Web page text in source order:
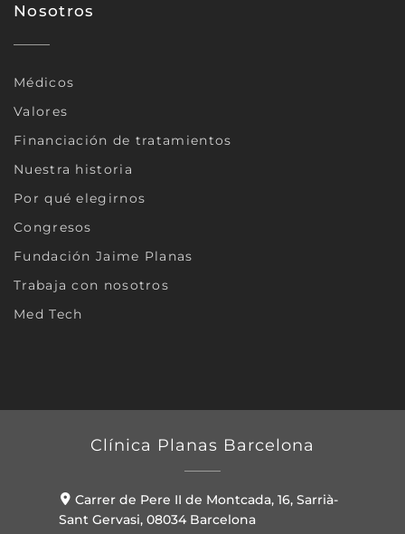
Nosotros
Médicos
Valores
Financiación de tratamientos
Nuestra historia
Por qué elegirnos
Congresos
Fundación Jaime Planas
Trabaja con nosotros
Med Tech
Clínica Planas Barcelona
Carrer de Pere II de Montcada, 16, Sarrià-
Sant Gervasi, 08034 Barcelona